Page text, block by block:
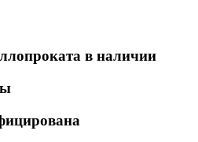
в наличии